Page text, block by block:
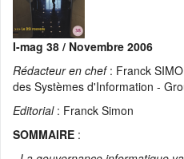
📰 Actualité :
démarré ! Calend...
📰 Actualité :#13 De l’Ensimag
narration et la pré...
📰 Actualité :#12 De l’Ensimag
Altran et Sodexo...
💼 Offre d'emploi :
I-mag 38 / Novembre 2006
Rédacteur en chef: Franck
des Systèmes d'Information -
Editorial: Franck Simon
SOMMAIRE :